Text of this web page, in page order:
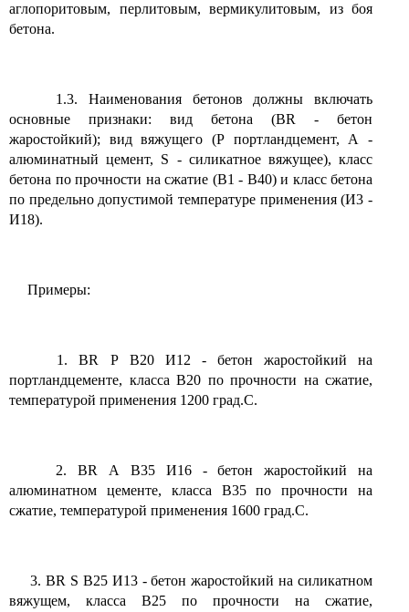
аглопоритовым, перлитовым, вермикулитовым, из боя
бетона.
1.3. Наименования бетонов должны включать
основные признаки: вид бетона (BR - бетон
жаростойкий); вид вяжущего (Р портландцемент, А -
алюминатный цемент, S - силикатное вяжущее), класс
бетона по прочности на сжатие (В1 - В40) и класс бетона
по предельно допустимой температуре применения (И3 -
И18).
Примеры:
1. BR Р В20 И12 - бетон жаростойкий на
портландцементе, класса В20 по прочности на сжатие,
температурой применения 1200 град.С.
2. BR А В35 И16 - бетон жаростойкий на
алюминатном цементе, класса В35 по прочности на
сжатие, температурой применения 1600 град.С.
3. BR S В25 И13 - бетон жаростойкий на силикатном
вяжущем, класса В25 по прочности на сжатие,